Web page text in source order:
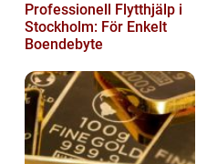
Professionell Flytthjälp i
Stockholm: För Enkelt
Boendebyte